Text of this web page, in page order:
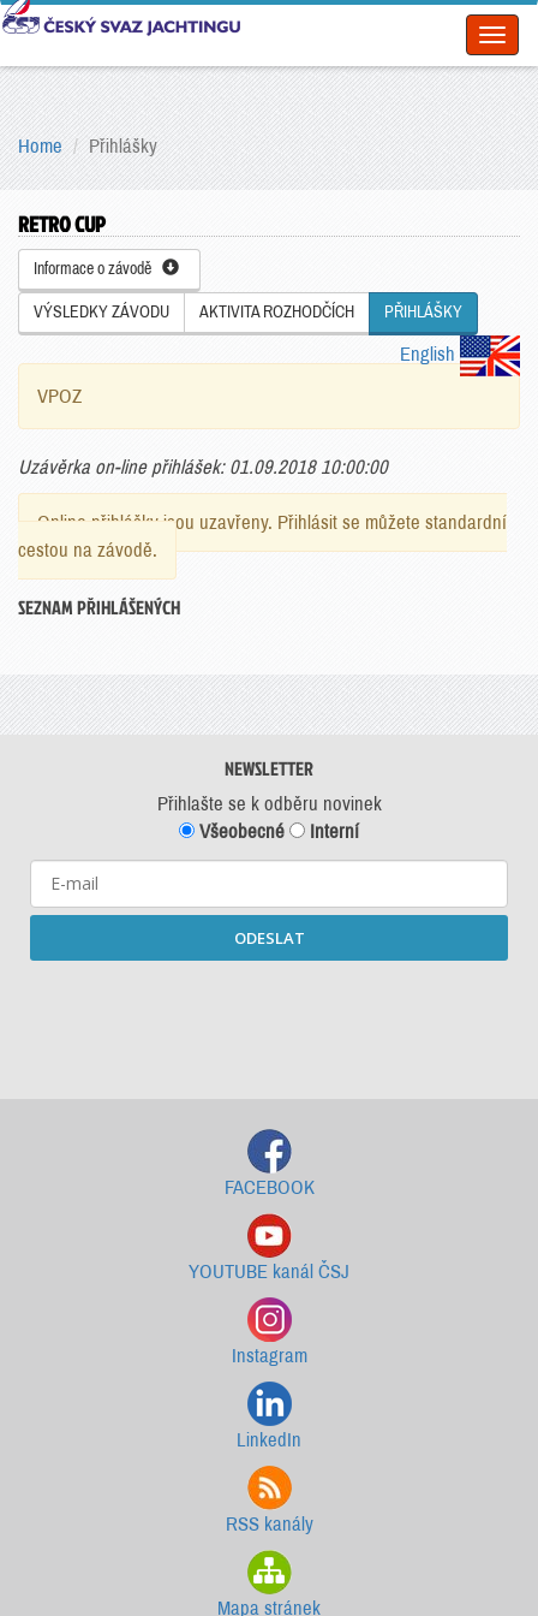
Home Přihlášky
RETRO CUP
Informace o závodě
VÝSLEDKY ZÁVODU AKTIVITA ROZHODČÍCH PŘIHLÁŠKY
English
VPOZ
Uzávěrka on-line přihlášek: 01.09.2018 10:00:00
Online přihlášky jsou uzavřeny. Přihlásit se můžete standardní
cestou na závodě.
SEZNAM PŘIHLÁŠENÝCH
NEWSLETTER
Přihlašte se k odběru novinek
Všeobecné
Interní
ODESLAT
FACEBOOK
YOUTUBE kanál ČSJ
Instagram
LinkedIn
RSS kanály
Mapa stránek